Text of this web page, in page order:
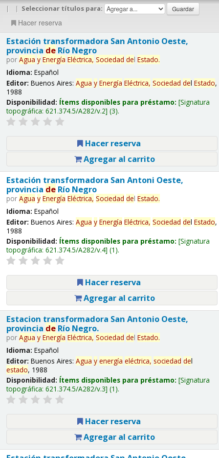
| | Seleccionar títulos para:
Hacer reserva
Estación transformadora San Antonio Oeste,
provincia deRío Negro
por Agua y Energía Eléctrica, Sociedad del Estado.
Idioma: Español
Editor: Buenos Aires: Agua y Energía Eléctrica, Sociedad del Estado,
1988
Disponibilidad: Ítems disponibles para préstamo: Signatura
topográfica: 621.374.5/A282/v.2 (3).
Hacer reserva
Agregar al carrito
Estación transformadora San Antoni Oeste,
provincia deRío Negro
por Agua y Energía Eléctrica, Sociedad del Estado.
Idioma: Español
Editor: Buenos Aires: Agua y Energía Eléctrica, Sociedad del Estado,
1988
Disponibilidad: Ítems disponibles para préstamo: Signatura
topográfica: 621.374.5/A282/v.4 (1).
Hacer reserva
Agregar al carrito
Estacion transformadora San Antonio Oeste,
provincia deRío Negro.
por Agua y Energía Eléctrica, Sociedad del Estado.
Idioma: Español
Editor: Buenos Aires: Agua y energía eléctrica, sociedad del
estado, 1988
Disponibilidad: Ítems disponibles para préstamo: Signatura
topográfica: 621.374.5/A282/v.3 (1).
Hacer reserva
Agregar al carrito